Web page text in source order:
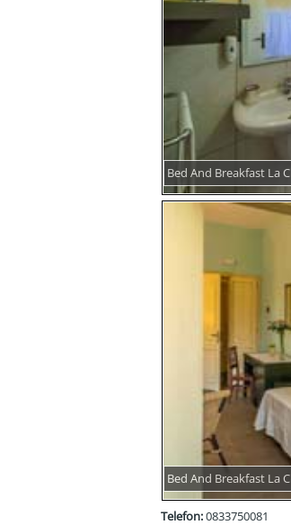
Bed And Breakfast La
Bed And Breakfast La
Telefon:0833750081